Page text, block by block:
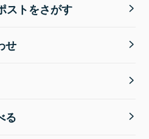
ストをさがす
せ
る